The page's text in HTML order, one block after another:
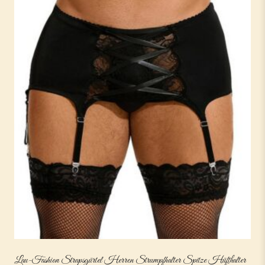
Lau-Fashion Strapsgürtel Herren Strumpfhalter Spitze Hüfthalter